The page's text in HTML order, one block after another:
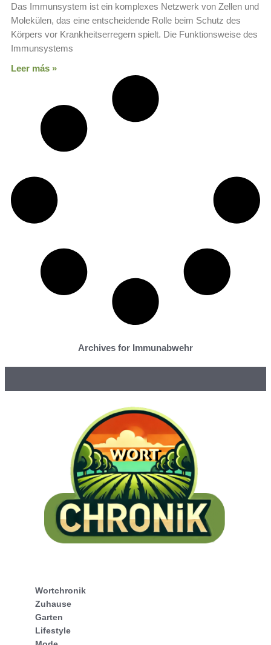
Das Immunsystem ist ein komplexes Netzwerk von Zellen und
Molekülen, das eine entscheidende Rolle beim Schutz des
Körpers vor Krankheitserregern spielt. Die Funktionsweise des
Immunsystems
Leer más »
Archives for Immunabwehr
Wortchronik
Zuhause
Garten
Lifestyle